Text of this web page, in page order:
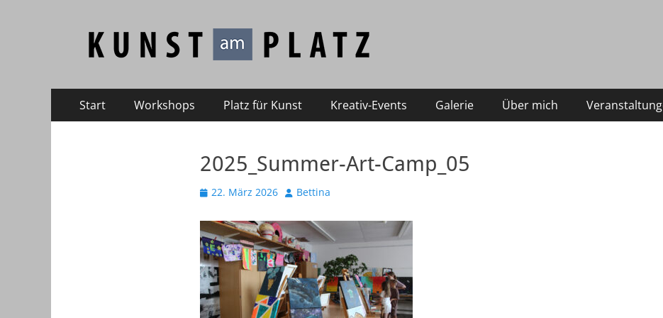
Kunst am Platz
Galerie – Atelier – Kreativ-Events
Primäres
Menü
Inhalt
Start Workshops Platz für Kunst Kreativ-Events Galerie Über mich
2025_Summer-Art-Camp_05
Veröffentlicht
22. März 2026 AutorBettina